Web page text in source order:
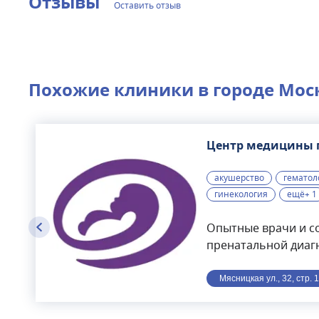
Оставить отзыв
Похожие клиники в городе
Центр медицины
акушерство
гинекология
ещё+ 1
Опытные врачи и
пренатальной
международным
Мясницкая ул., 32, стр.